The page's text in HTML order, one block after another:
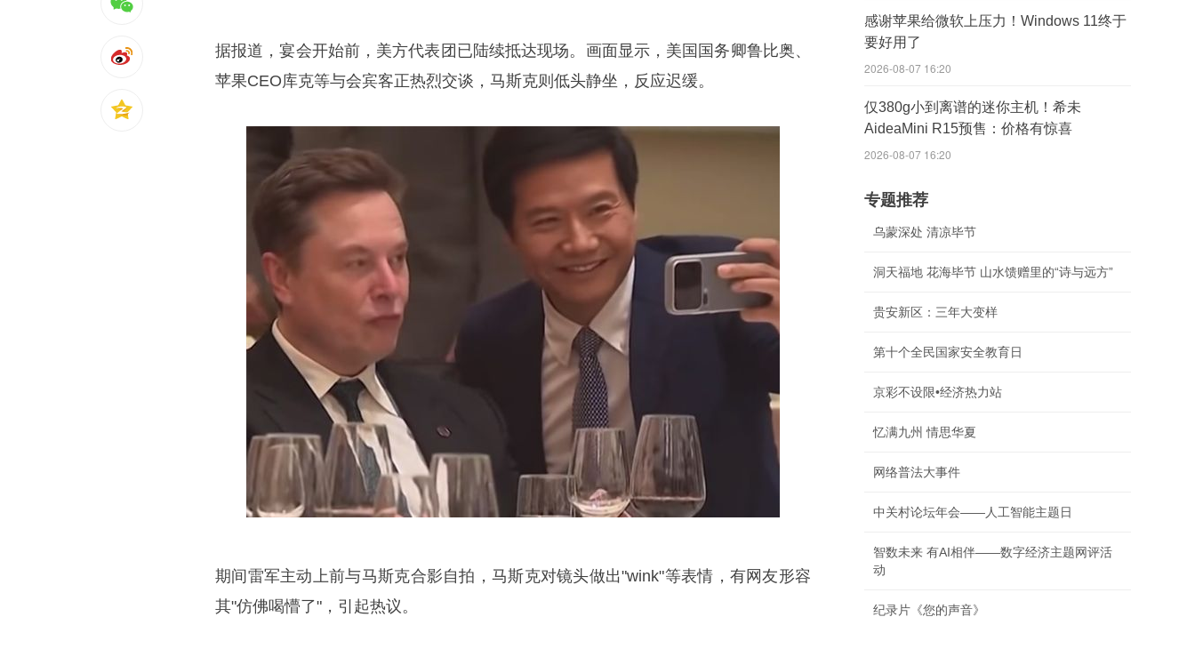
据报道，宴会开始前，美方代表团已陆续抵达现场。画面显示，美国国务卿鲁比奥、
苹果CEO库克等与会宾客正热烈交谈，马斯克则低头静坐，反应迟缓。
期间雷军主动上前与马斯克合影自拍，马斯克对镜头做出"wink"等表情，有网友形容
其"仿佛喝懵了"，引起热议。
感谢苹果给微软上压力！Windows 11终于
要好用了
2026-08-07 16:20
仅380g小到离谱的迷你主机！希未
AideaMini R15预售：价格有惊喜
2026-08-07 16:20
专题推荐
乌蒙深处 清凉毕节
洞天福地 花海毕节 山水馈赠里的“诗与远方”
贵安新区：三年大变样
第十个全民国家安全教育日
京彩不设限•经济热力站
忆满九州 情思华夏
网络普法大事件
中关村论坛年会——人工智能主题日
智数未来 有AI相伴——数字经济主题网评活
动
纪录片《您的声音》